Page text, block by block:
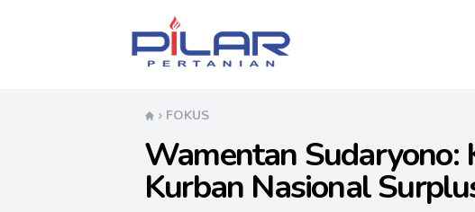
Pilar Pertanian
FOKUS
Wamentan Sudaryono:
Kurban Nasional